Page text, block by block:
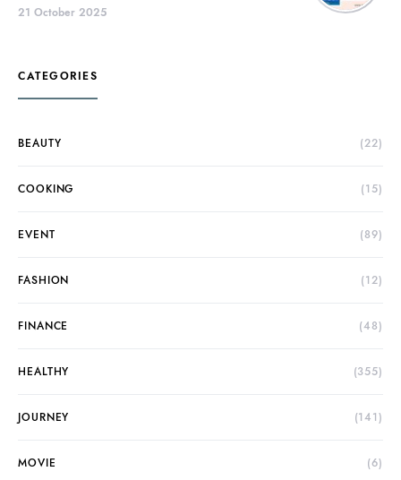
21 October 2025
CATEGORIES
BEAUTY (22)
COOKING (15)
EVENT (89)
FASHION (12)
FINANCE (48)
HEALTHY (355)
JOURNEY (141)
MOVIE (6)